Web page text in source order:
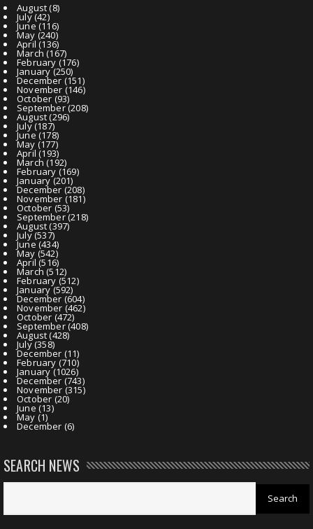
August(8)
July(42)
June(116)
May (240)
April (136)
March (167)
February (176)
January(250)
December (151)
November (146)
October (93)
September(208)
August(296)
July(187)
June(178)
May (177)
April (193)
March (192)
February (169)
January(201)
December (208)
November (181)
October (53)
September(218)
August(397)
July(537)
June(434)
May (542)
April (516)
March (512)
February (512)
January(592)
December (604)
November (462)
October (472)
September(408)
August(428)
July(358)
December (11)
February (710)
January(1026)
December (743)
November (315)
October (20)
June (13)
May (1)
December (6)
SEARCH NEWS